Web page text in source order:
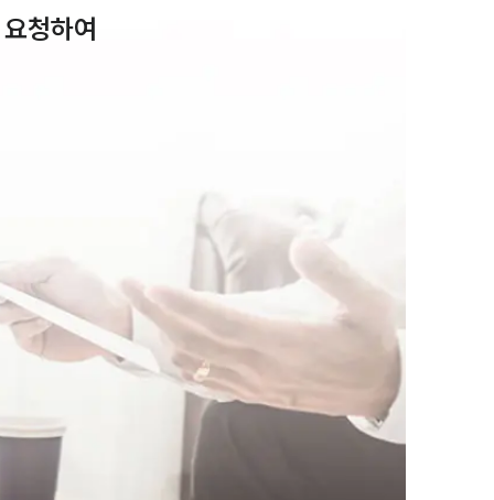
팀소개
팀소개
대륜의 강점
오시는 길
글로벌 파트너 로펌
고객의 소리
청하여